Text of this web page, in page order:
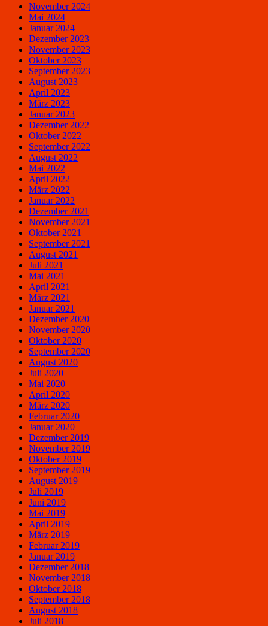
November 2024
Mai 2024
Januar 2024
Dezember 2023
November 2023
Oktober 2023
September 2023
August 2023
April 2023
März 2023
Januar 2023
Dezember 2022
Oktober 2022
September 2022
August 2022
Mai 2022
April 2022
März 2022
Januar 2022
Dezember 2021
November 2021
Oktober 2021
September 2021
August 2021
Juli 2021
Mai 2021
April 2021
März 2021
Januar 2021
Dezember 2020
November 2020
Oktober 2020
September 2020
August 2020
Juli 2020
Mai 2020
April 2020
März 2020
Februar 2020
Januar 2020
Dezember 2019
November 2019
Oktober 2019
September 2019
August 2019
Juli 2019
Juni 2019
Mai 2019
April 2019
März 2019
Februar 2019
Januar 2019
Dezember 2018
November 2018
Oktober 2018
September 2018
August 2018
Juli 2018